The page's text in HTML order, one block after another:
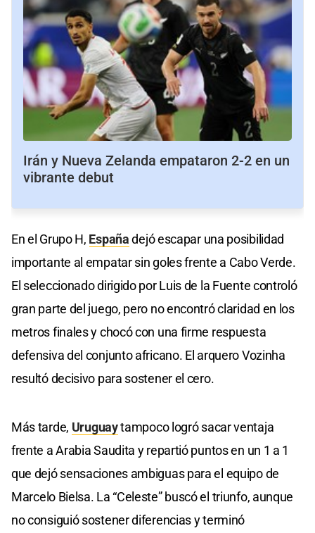
Irán y Nueva Zelanda empataron 2-2 en un
vibrante debut
En el Grupo H, Españadejó escapar una posibilidad
importante al empatar sin goles frente a Cabo Verde.
El seleccionado dirigido por Luis de la Fuente controló
gran parte del juego, pero no encontró claridad en los
metros finales y chocó con una firme respuesta
defensiva del conjunto africano. El arquero Vozinha
resultó decisivo para sostener el cero.
Más tarde, Uruguaytampoco logró sacar ventaja
frente a Arabia Saudita y repartió puntos en un 1 a 1
que dejó sensaciones ambiguas para el equipo de
Marcelo Bielsa. La “Celeste” buscó el triunfo, aunque
no consiguió sostener diferencias y terminó